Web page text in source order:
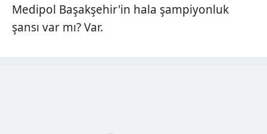
Medipol Başakşehir'in hala şampiyonluk
şansı var mı? Var.